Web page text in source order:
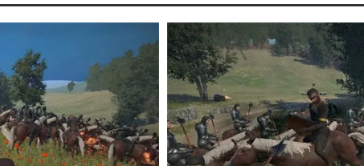
，欢迎大家记住本站网址，本站是您下载安卓手游app最好的网站！